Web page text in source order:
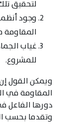
لتحقيق
وجود
المقاومة
غياب
للمشروع.
ويمكن القول
المقاومة في
دورها الفاعل
وتقدما بحسب